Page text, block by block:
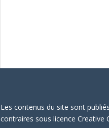
Les contenus du site sont
contraires sous licence Creative